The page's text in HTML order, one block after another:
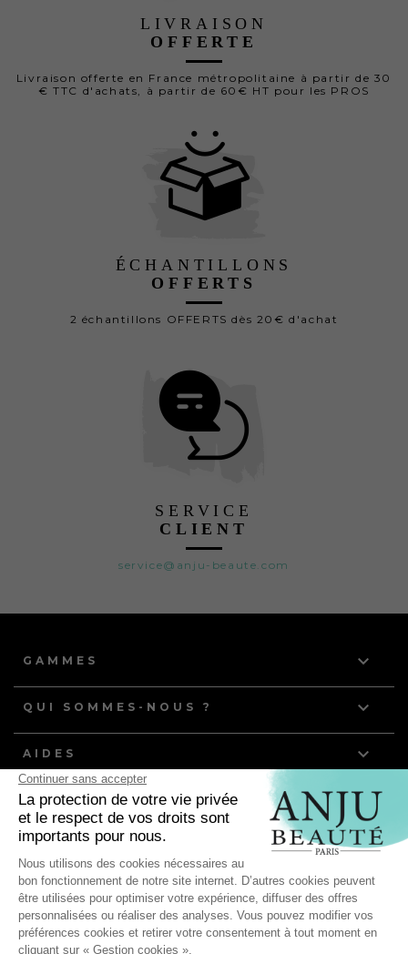
LIVRAISON
OFFERTE
Livraison offerte en France métropolitaine à partir de 30
€ TTC d'achats, à partir de 60€ HT pour les PROS
ÉCHANTILLONS
OFFERTS
2 échantillons OFFERTS dès 20€ d'achat
SERVICE
CLIENT
service@anju-beaute.com
GAMMES 
QUI SOMMES-NOUS ? 
AIDES 
NOS DERNIERS ARTICLES
Quelle routine de toilettage pour les chiens et chats à
poils gras ?
Anju Beauté, partenaire de l'équipe de France d'Agility
pour ses compétitions mondiales !